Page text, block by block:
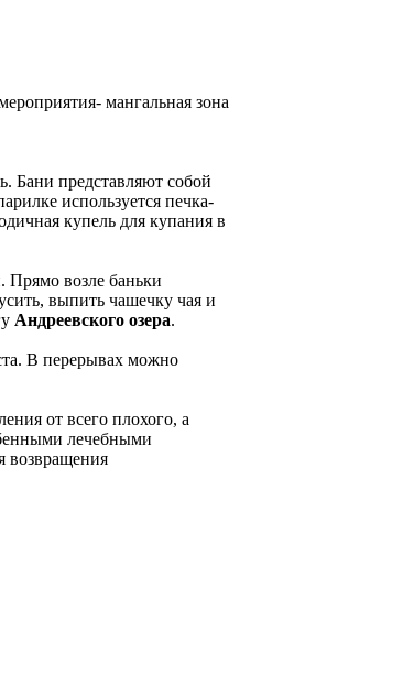
мангальная зона
Бани представляют собой
используется печка-
купель для купания в
Прямо возле баньки
выпить чашечку чая и
Андреевского озера.
В перерывах можно
от всего плохого, а
лечебными
возвращения